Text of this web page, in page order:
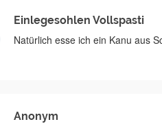
Einlegesohlen Vollspasti
Natürlich esse ich ein Kanu aus
Anonym